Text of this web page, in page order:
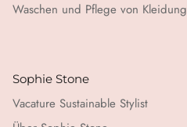
Waschen und Pflege von Kleidung
Sophie Stone
Vacature Sustainable Stylist